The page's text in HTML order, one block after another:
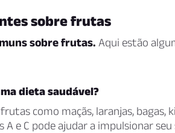
sobre frutas
sobre frutas. Aqui estão
dieta saudável?
como maçãs, laranjas, bagas,
e C pode ajudar a impulsionar